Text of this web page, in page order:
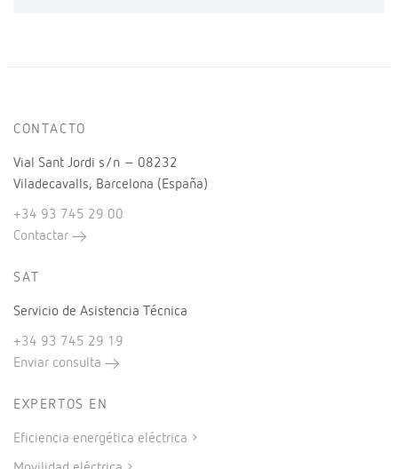
CONTACTO
Vial Sant Jordi s/n – 08232
Viladecavalls, Barcelona (España)
+34 93 745 29 00
Contactar
SAT
Servicio de Asistencia Técnica
+34 93 745 29 19
Enviar consulta
EXPERTOS EN
Eficiencia energética eléctrica